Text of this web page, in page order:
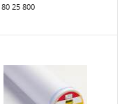
25 800